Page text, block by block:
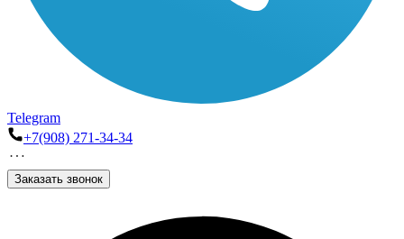
Telegram
+7(908) 271-34-34
Заказать звонок